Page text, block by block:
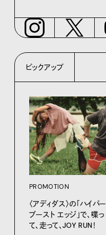
ピックアップ
PROMOTION
〈アディダス〉の「ハイパー
ブースト エッジ」で、喋っ
て、走って、JOY RUN！